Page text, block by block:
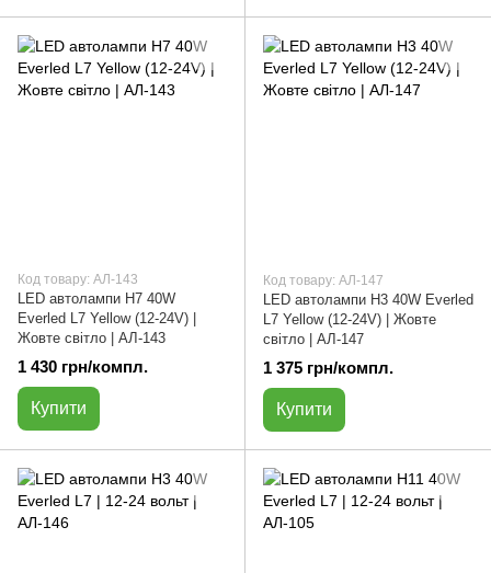
Код товару: АЛ-143
LED автолампи H7 40W
Everled L7 Yellow (12-24V) |
Жовте світло | АЛ-143
1 430 грн/компл.
Купити
Код товару: АЛ-147
LED автолампи H3 40W Everled
L7 Yellow (12-24V) | Жовте
світло | АЛ-147
1 375 грн/компл.
Купити